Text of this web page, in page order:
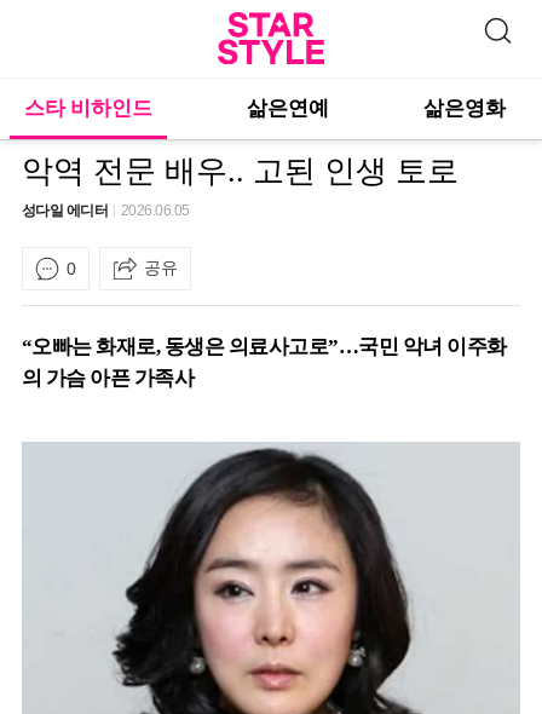
스타 비하인드 삶은연예 삶은영화
악역 전문 배우.. 고된 인생 토로
성다일 에디터 2026.06.05
0 공유
“오빠는 화재로, 동생은 의료사고로”…국민 악녀 이주화
의 가슴 아픈 가족사